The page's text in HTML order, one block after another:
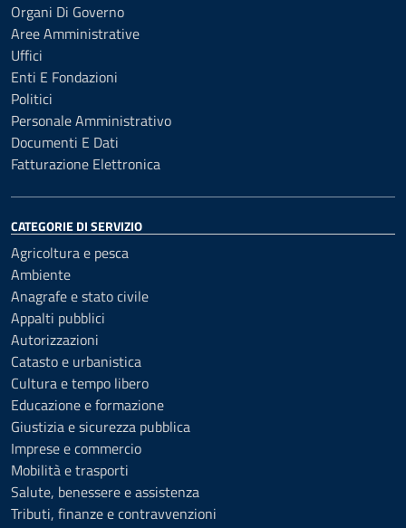
Organi Di Governo
Aree Amministrative
Uffici
Enti E Fondazioni
Politici
Personale Amministrativo
Documenti E Dati
Fatturazione Elettronica
CATEGORIE DI SERVIZIO
Agricoltura e pesca
Ambiente
Anagrafe e stato civile
Appalti pubblici
Autorizzazioni
Catasto e urbanistica
Cultura e tempo libero
Educazione e formazione
Giustizia e sicurezza pubblica
Imprese e commercio
Mobilità e trasporti
Salute, benessere e assistenza
Tributi, finanze e contravvenzioni